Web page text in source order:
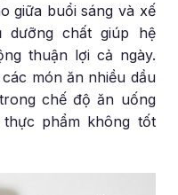
giữa buổi sáng và xế
chất giúp hệ
thuận lợi cả ngày.
món ăn nhiều dầu
chế độ ăn uống
phẩm không tốt